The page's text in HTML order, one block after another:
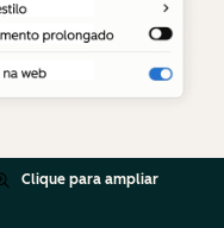
Clique para ampliar